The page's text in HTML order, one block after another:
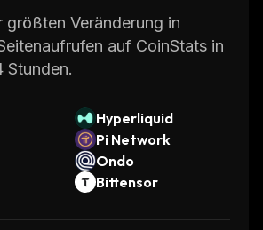
größten Veränderung in
auf CoinStats in
Stunden.
Hyperliquid
Pi Network
Ondo
Bittensor